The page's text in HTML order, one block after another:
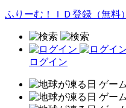
ふりーむ！ＩＤ登録（無料）
ログイン